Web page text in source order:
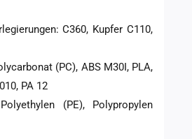
C360, Kupfer C110,
(PC), ABS M30I, PLA,
PA 12
(PE), Polypropylen